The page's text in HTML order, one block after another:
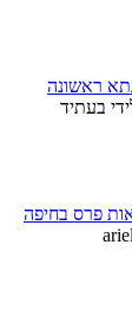
ראשונה
בעתיד
פרס בחיפה